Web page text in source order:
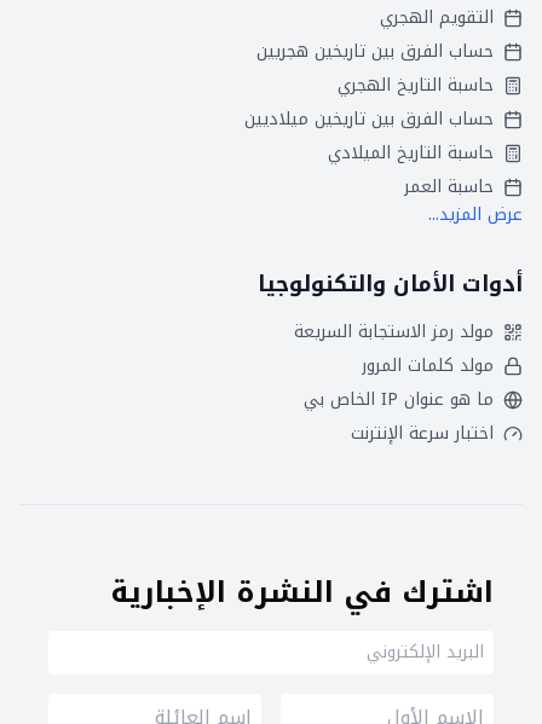
التقويم الهجري
حساب الفرق بين تاريخين هجريين
حاسبة التاريخ الهجري
حساب الفرق بين تاريخين ميلاديين
حاسبة التاريخ الميلادي
حاسبة العمر
عرض المزيد...
أدوات الأمان والتكنولوجيا
مولد رمز الاستجابة السريعة
مولد كلمات المرور
ما هو عنوان IP الخاص بي
اختبار سرعة الإنترنت
اشترك في النشرة الإخبارية